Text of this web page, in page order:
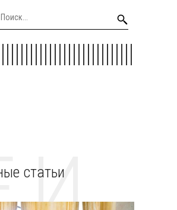
статьи